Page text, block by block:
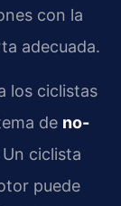
con la
adecuada.
los ciclistas
de no-
ciclista
puede